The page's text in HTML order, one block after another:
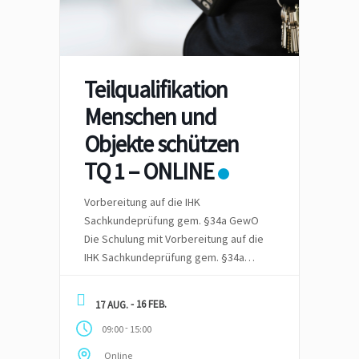
Teilqualifikation
Menschen und
Objekte schützen
TQ 1 – ONLINE
Vorbereitung auf die IHK
Sachkundeprüfung gem. §34a GewO
Die Schulung mit Vorbereitung auf die
IHK Sachkundeprüfung gem. §34a
angeboten. Die Zeit für die
Vorbereitung sind mindestens 4
Monate inkl. der schriftlichen und
17 AUG.- 16 FEB.
09:00- 15:00
Online